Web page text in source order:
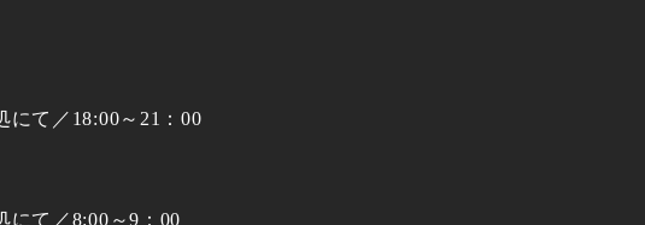
にて／18:00～21：00
にて／8:00～9：00